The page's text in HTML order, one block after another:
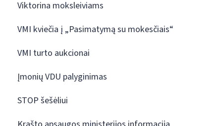
Viktorina moksleiviams
VMI kviečia į „Pasimatymą su mokesčiais“
VMI turto aukcionai
Įmonių VDU palyginimas
STOP šešėliui